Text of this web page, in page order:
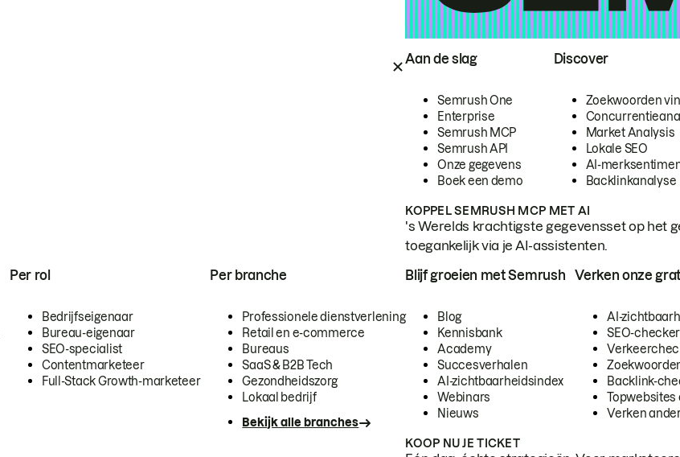
Aan de slag
Semrush One
Enterprise
Semrush MCP
Semrush API
Onze gegevens
Boek een demo
Discover
Zoekwoorden
Market Analysis
Lokale SEO
AI-
Backlinkanalyse
KOPPEL SEMRUSH MCP MET AI
's Werelds krachtigste gegevensset op het
toegankelijk via je AI-assistenten.
Per rol
Bedrijfseigenaar
Bureau-eigenaar
SEO-specialist
Contentmarketeer
Full-Stack Growth-marketeer
Per branche
Professionele dienstverlening
Retail en e-commerce
Bureaus
SaaS & B2B Tech
Gezondheidszorg
Lokaal bedrijf
Bekijk alle branches
Blijf groeien met Semrush
Blog
Kennisbank
Academy
Succesverhalen
AI-zichtbaarheidsindex
Webinars
Nieuws
Verken onze
AI-
SEO-checker
Backlink-
Topwebsites
Verken
KOOP NU JE TICKET